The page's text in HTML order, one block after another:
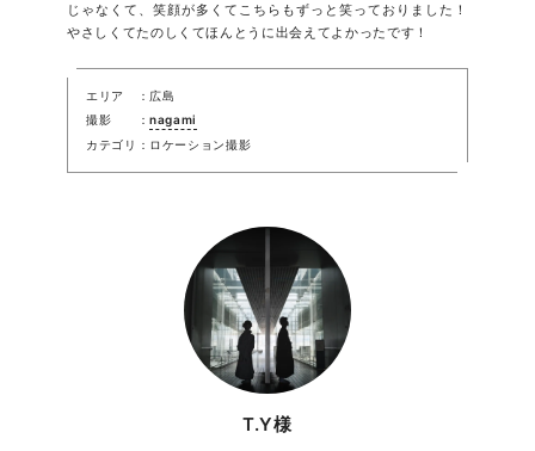
じゃなくて、笑顔が多くてこちらもずっと笑っておりました！
やさしくてたのしくてほんとうに出会えてよかったです！
エリア
広島
撮影
nagami
カテゴリ
ロケーション撮影
T.Y様